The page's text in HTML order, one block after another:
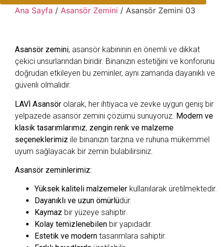
Ana Sayfa / Asansör Zemini / Asansör Zemini 03
Asansör zemini, asansör kabininin en önemli ve dikkat
çekici unsurlarından biridir. Binanızın estetiğini ve konforunu
doğrudan etkileyen bu zeminler, aynı zamanda dayanıklı ve
güvenli olmalıdır.
LAVİ Asansör olarak, her ihtiyaca ve zevke uygun geniş bir
yelpazede asansör zemini çözümü sunuyoruz. Modern ve
klasik tasarımlarımız, zengin renk ve malzeme
seçeneklerimiz ile binanızın tarzına ve ruhuna mükemmel
uyum sağlayacak bir zemin bulabilirsiniz.
Asansör zeminlerimiz:
Yüksek kaliteli malzemeler kullanılarak üretilmektedir.
Dayanıklı ve uzun ömürlüdür.
Kaymaz bir yüzeye sahiptir.
Kolay temizlenebilen bir yapıdadır.
Estetik ve modern tasarımlara sahiptir.